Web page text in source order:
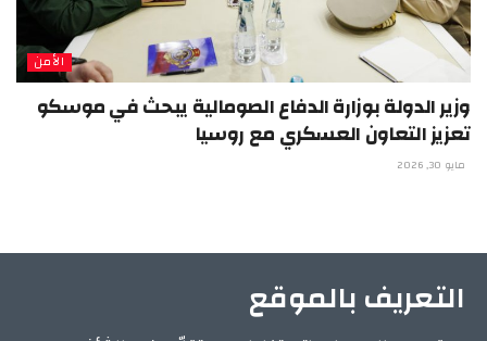
الأمن
وزير الدولة بوزارة الدفاع الصومالية يبحث في موسكو
تعزيز التعاون العسكري مع روسيا
مايو 30, 2026
التعريف بالموقع